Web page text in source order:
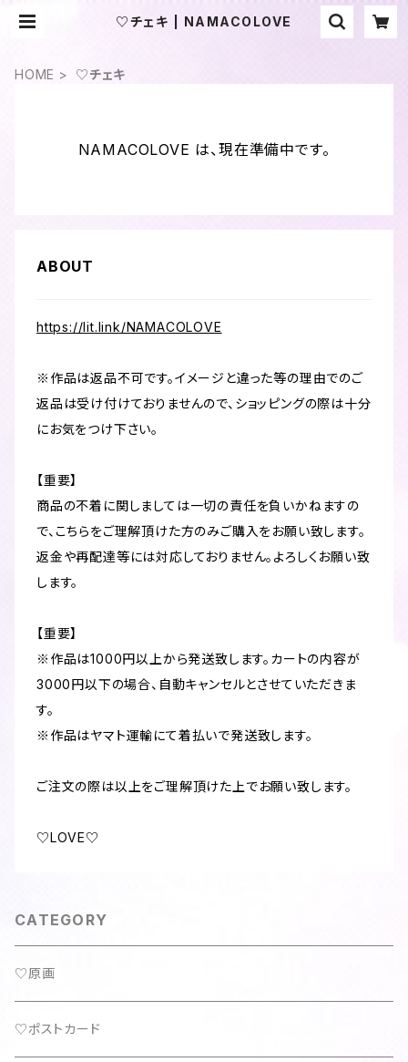
♡チェキ | NAMACOLOVE
HOME ♡チェキ
NAMACOLOVE は、現在準備中です。
ABOUT
https://lit.link/NAMACOLOVE
※作品は返品不可です。イメージと違った等の理由でのご
返品は受け付けておりませんので、ショッピングの際は十分
にお気をつけ下さい。
【重要】
商品の不着に関しましては一切の責任を負いかねますの
で、こちらをご理解頂けた方のみご購入をお願い致します。
返金や再配達等には対応しておりません。よろしくお願い致
します。
【重要】
※作品は1000円以上から発送致します。カートの内容が
3000円以下の場合、自動キャンセルとさせていただきま
す。
※作品はヤマト運輸にて着払いで発送致します。
ご注文の際は以上をご理解頂けた上でお願い致します。
♡LOVE♡
CATEGORY
♡原画
♡ポストカード